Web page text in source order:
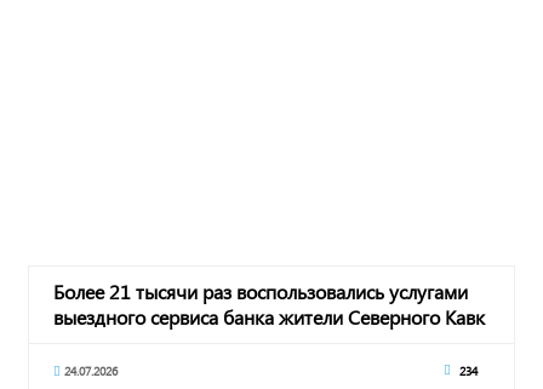
Более 21 тысячи раз воспользовались услугами
выездного сервиса банка жители Северного Кавк
24.07.2026 234